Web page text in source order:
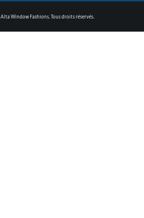
Alta Window Fashions. Tous droits réservés.